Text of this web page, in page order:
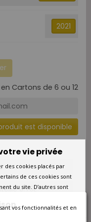
2021
Cartons de 6 ou 12
est disponible
0.75L
vie privée
des cookies placés par
de ces cookies sont
du site. D’autres sont
vos fonctionnalités et en